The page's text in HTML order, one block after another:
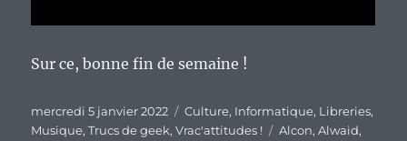
Sur ce, bonne fin de semaine !
Publié
le
mercredi 5 janvier 2022 Catégories
Culture, Informatique, Libreries,
Musique,Trucs de geek,Vrac'attitudes ! Étiquettes
Alcon,Alwaid,